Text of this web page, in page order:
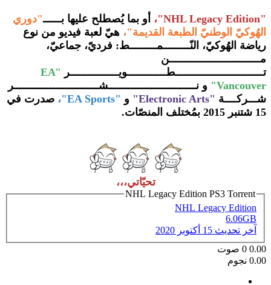
"NHL Legacy Edition"، أو بما يُصطلح عليها بــــــ"دوري
الهُوكيّ الوطنيّ الطبعة القديمة"، هيّ لعبة فيديو من نوع
رياضة الهُوكيّ، النّـــــــــمـــــــــط: فرديّ، جماعيّ،
مــــــــــــــــــــــــــــــن
تـــــــــــــــــــــــــــــطـــــــــــــويــــــــــــــــر
"EA
Vancouver
" و نـــــــــــــــــــــــــــــشــــــــــــــــــــــــــــر
شـــركــــة "Electronic Arts" و "EA Sports"،
صدرت في
15 شتنبر 2015 بمُختلف المنصّات.
تحيّاتي،،،
NHL Legacy Edition PS3 Torrent
NHL Legacy Edition
6.06GB
آخر تحديث 15 أكتوبر 2020
0.00
0 صوت
0.00 نجوم